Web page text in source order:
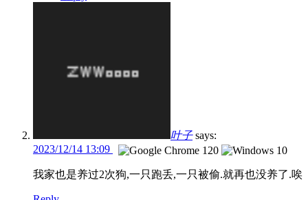
叶子 says:
2023/12/14 13:09
我家也是养过2次狗,一只跑丢,一只被偷.就再也没养了.唉